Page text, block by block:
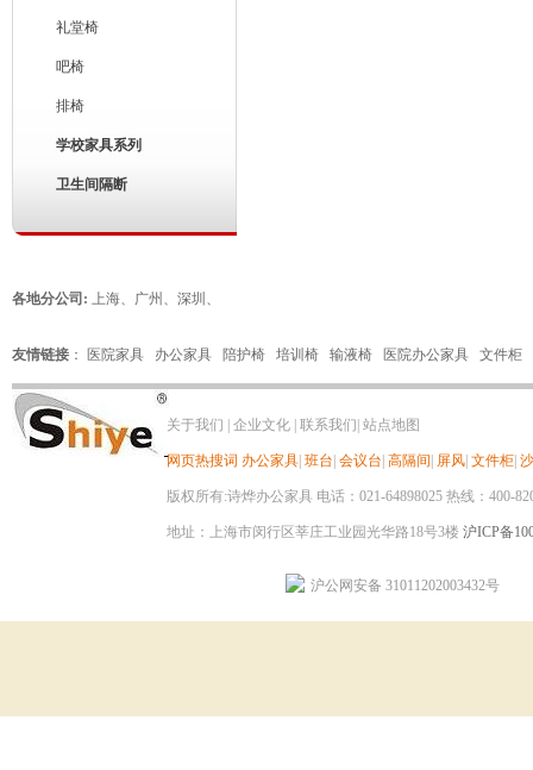
礼堂椅
吧椅
排椅
学校家具系列
卫生间隔断
各地分公司: 上海、 广州 、 深圳 、
友情链接 ： 医院家具 办公家具 陪护椅 培训椅 输液椅 医院办公家具 文件柜
关于我们 企业文化 联系我们 站点地图
网页热搜词 办公家具 班台 会议台 高隔间 屏风 文件柜
版权所有:诗烨办公家具 电话：021-64898025 热线：400-
地址：上海市闵行区莘庄工业园光华路18号3楼 沪ICP备
沪公网安备 31011202003432号